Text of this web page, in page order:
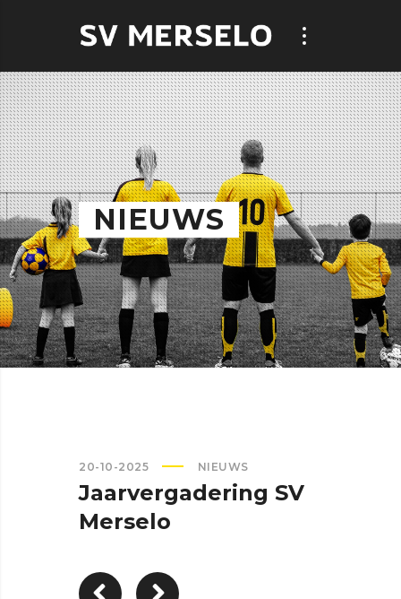
NIEUWS
20-10-2025 NIEUWS
Jaarvergadering SV
Merselo